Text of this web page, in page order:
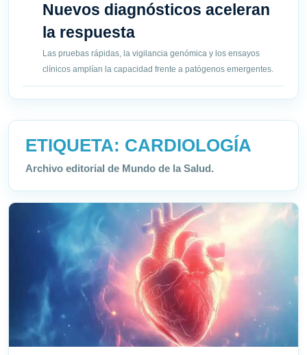
Nuevos diagnósticos aceleran
la respuesta
Las pruebas rápidas, la vigilancia genómica y los ensayos
clínicos amplían la capacidad frente a patógenos emergentes.
ETIQUETA: CARDIOLOGÍA
Archivo editorial de Mundo de la Salud.